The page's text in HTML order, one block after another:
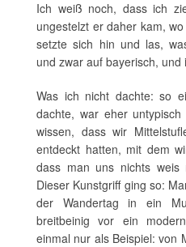
Ich weiß noch, dass ich
ungestelzt er daher kam,
setzte sich hin und las,
und zwar auf bayerisch,
Was ich nicht dachte: so
dachte, war eher
wissen, dass wir
entdeckt hatten, mit dem
dass man uns nichts weis
Dieser Kunstgriff ging so:
der Wandertag in ein
breitbeinig vor ein
einmal nur als Beispiel: von